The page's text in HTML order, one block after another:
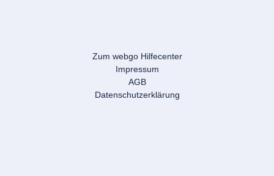
Zum webgo Hilfecenter
Impressum
AGB
Datenschutzerklärung